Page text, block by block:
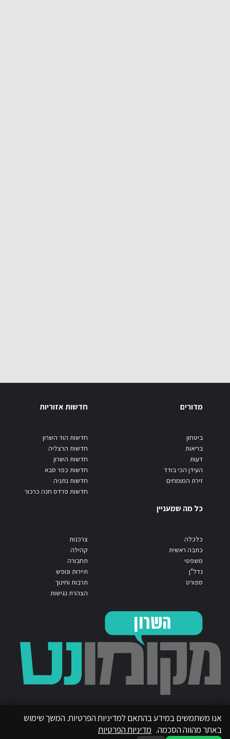
מדורים
ביטחון
בריאות
דעות
העידן הכי בודד
זירת המומחים
חדשות אזוריות
חדשות הוד השרון
חדשות הרצליה
חדשות השרון
חדשות כפר סבא
חדשות נתניה
חדשות פרדס חנה כרכור
כל מה שמעניין
כלכלה
כתבה ראשית
משפטי
נדל"ן
ספורט
צרכנות
קהילה
תחבורה
תיירות ונופש
תרבות וחינוך
הצהרת נגישות
אנו משתמשים במידע בהתאם למדיניות הפרטיות. המשך שימוש
באתר מהווה הסכמה. מדיניות הפרטיות